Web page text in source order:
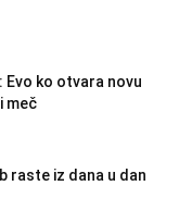
Evo ko otvara novu
meč
raste iz dana u dan